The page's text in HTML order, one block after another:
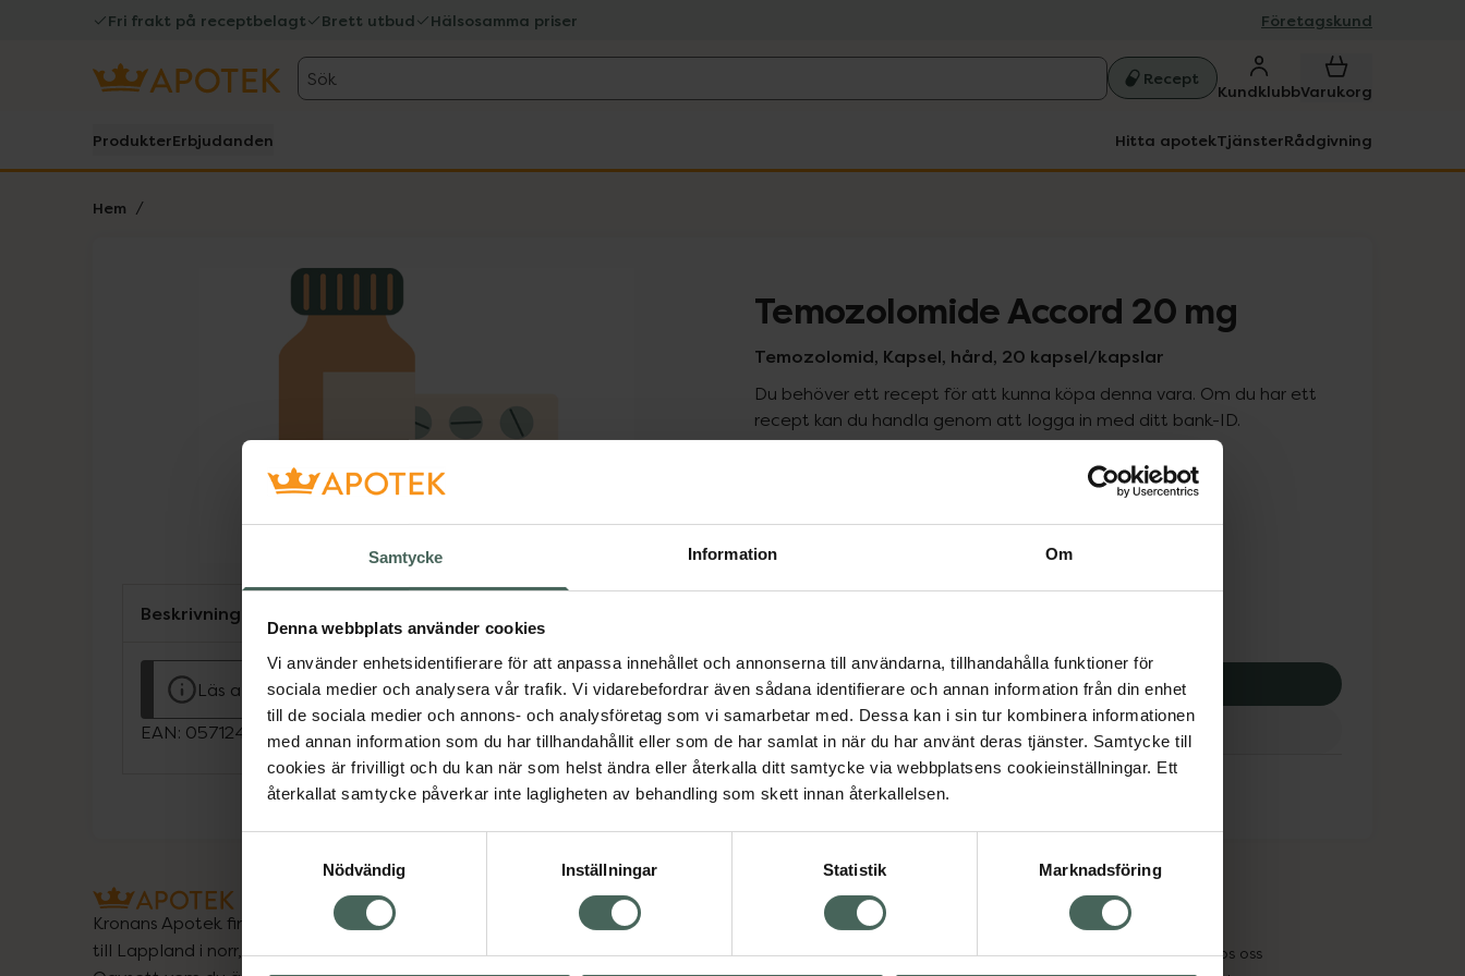
Samtycke Information Om
Denna webbplats använder cookies
Vi använder enhetsidentifierare för att anpassa innehållet och annonserna till användarna, tillhandahålla funktioner för
sociala medier och analysera vår trafik. Vi vidarebefordrar även sådana identifierare och annan information från din enhet
till de sociala medier och annons- och analysföretag som vi samarbetar med. Dessa kan i sin tur kombinera informationen
med annan information som du har tillhandahållit eller som de har samlat in när du har använt deras tjänster. Samtycke till
cookies är frivilligt och du kan när som helst ändra eller återkalla ditt samtycke via webbplatsens cookieinställningar. Ett
återkallat samtycke påverkar inte lagligheten av behandling som skett innan återkallelsen.
Nödvändig
Inställningar Statistik Marknadsföring
Fri frakt på receptbelagt Brett utbud Hälsosamma priser Företagskund
Sök Recept
KundklubbVarukorg
ProdukterErbjudanden Hitta apotekTjänsterRådgivning
Hem
Lista: . Innehåller 1 objekt. Temozolomide Accord 20 mg
Temozolomid, Kapsel, hård, 20 kapsel/kapslar
Du behöver ett recept för att kunna köpa denna vara. Om du har ett
recept kan du handla genom att logga in med ditt bank-ID.
Pris med recept
2562,25 kr
Köp via ditt recept
Aktuella erbjudanden
Beskrivning
Läs alltid bipacksedeln innan användning.
EAN: 05712440016330
Kronans Apotek finns här för dig. Du hittar oss från Skåne i syd
till Lappland i norr, och online i mobilen och på datorn.
Vanliga frågor
Om recept och läkemedel
Högkostnadsskyddet
Jobba hos oss